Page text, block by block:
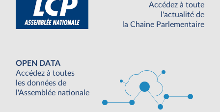
Accédez à toute
l'actualité de
la Chaine Parlementaire
OPEN DATA
Accédez à toutes
les données de
l'Assemblée nationale